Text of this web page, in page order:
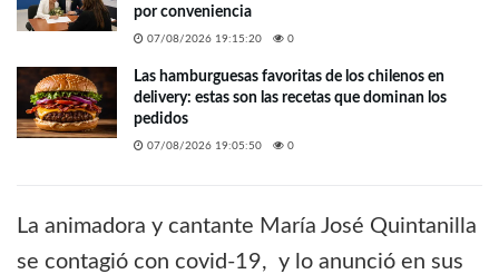
por conveniencia
07/08/2026 19:15:20 0
Las hamburguesas favoritas de los chilenos en
delivery: estas son las recetas que dominan los
pedidos
07/08/2026 19:05:50 0
La animadora y cantante María José Quintanilla
se contagió con covid-19, y lo anunció en sus